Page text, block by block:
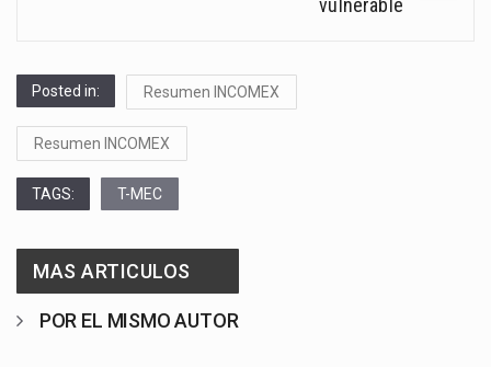
vulnerable
Posted in: Resumen INCOMEX
Resumen INCOMEX
TAGS: T-MEC
MAS ARTICULOS
POR EL MISMO AUTOR